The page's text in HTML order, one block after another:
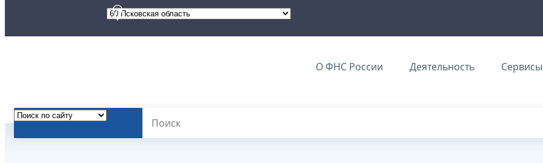
О ФНС России Деятельность Сервисы